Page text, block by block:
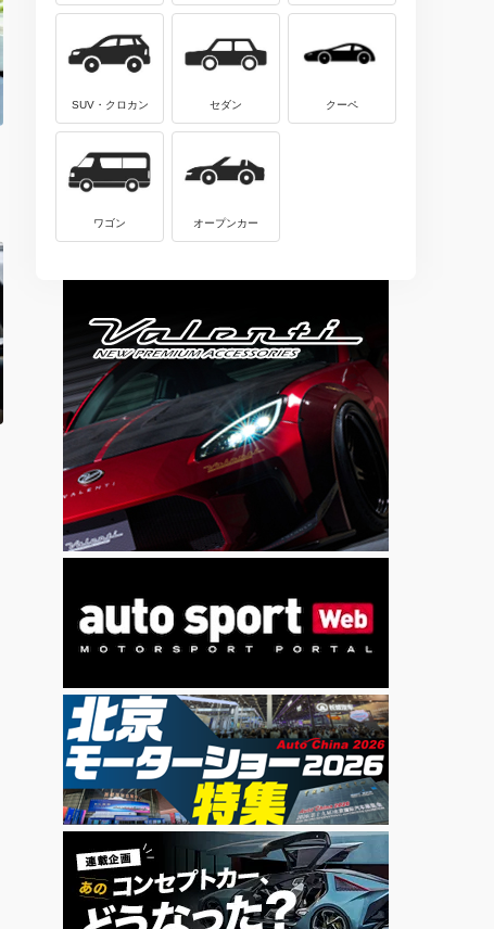
SUV・クロカン セダン クーペ
ワゴン オープンカー